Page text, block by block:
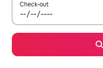
Check-out